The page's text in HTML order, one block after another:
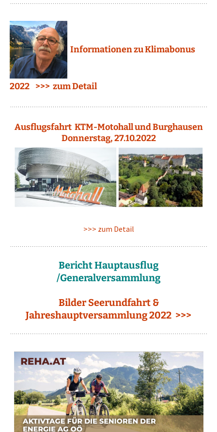
Informationen zu Klimabonus
2022 >>> zum Detail
Ausflugsfahrt KTM-Motohall und Burghausen
Donnerstag, 27.10.2022
>>> zum Detail
Bericht Hauptausflug
/Generalversammlung
Bilder Seerundfahrt &
Jahreshauptversammlung 2022 >>>